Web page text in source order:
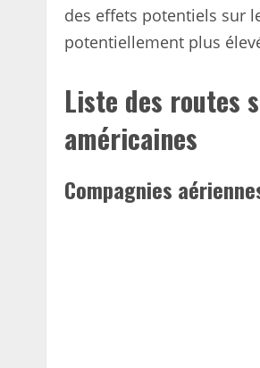
des effets potentiels sur
potentiellement plus
Liste des routes
américaines
Compagnies